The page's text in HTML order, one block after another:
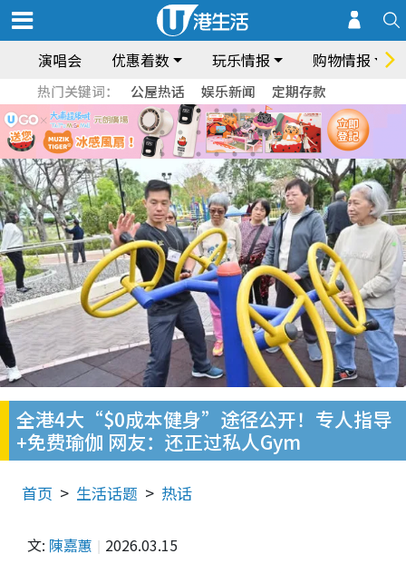
演唱会 优惠着数 玩乐情报 购物情报
热门关键词： 公屋热话 娱乐新闻 定期存款
全港4大“$0成本健身”途径公开！专人指导
+免费瑜伽 网友：还正过私人Gym
首页 生活话题 热话
文: 陳嘉蕙 2026.03.15